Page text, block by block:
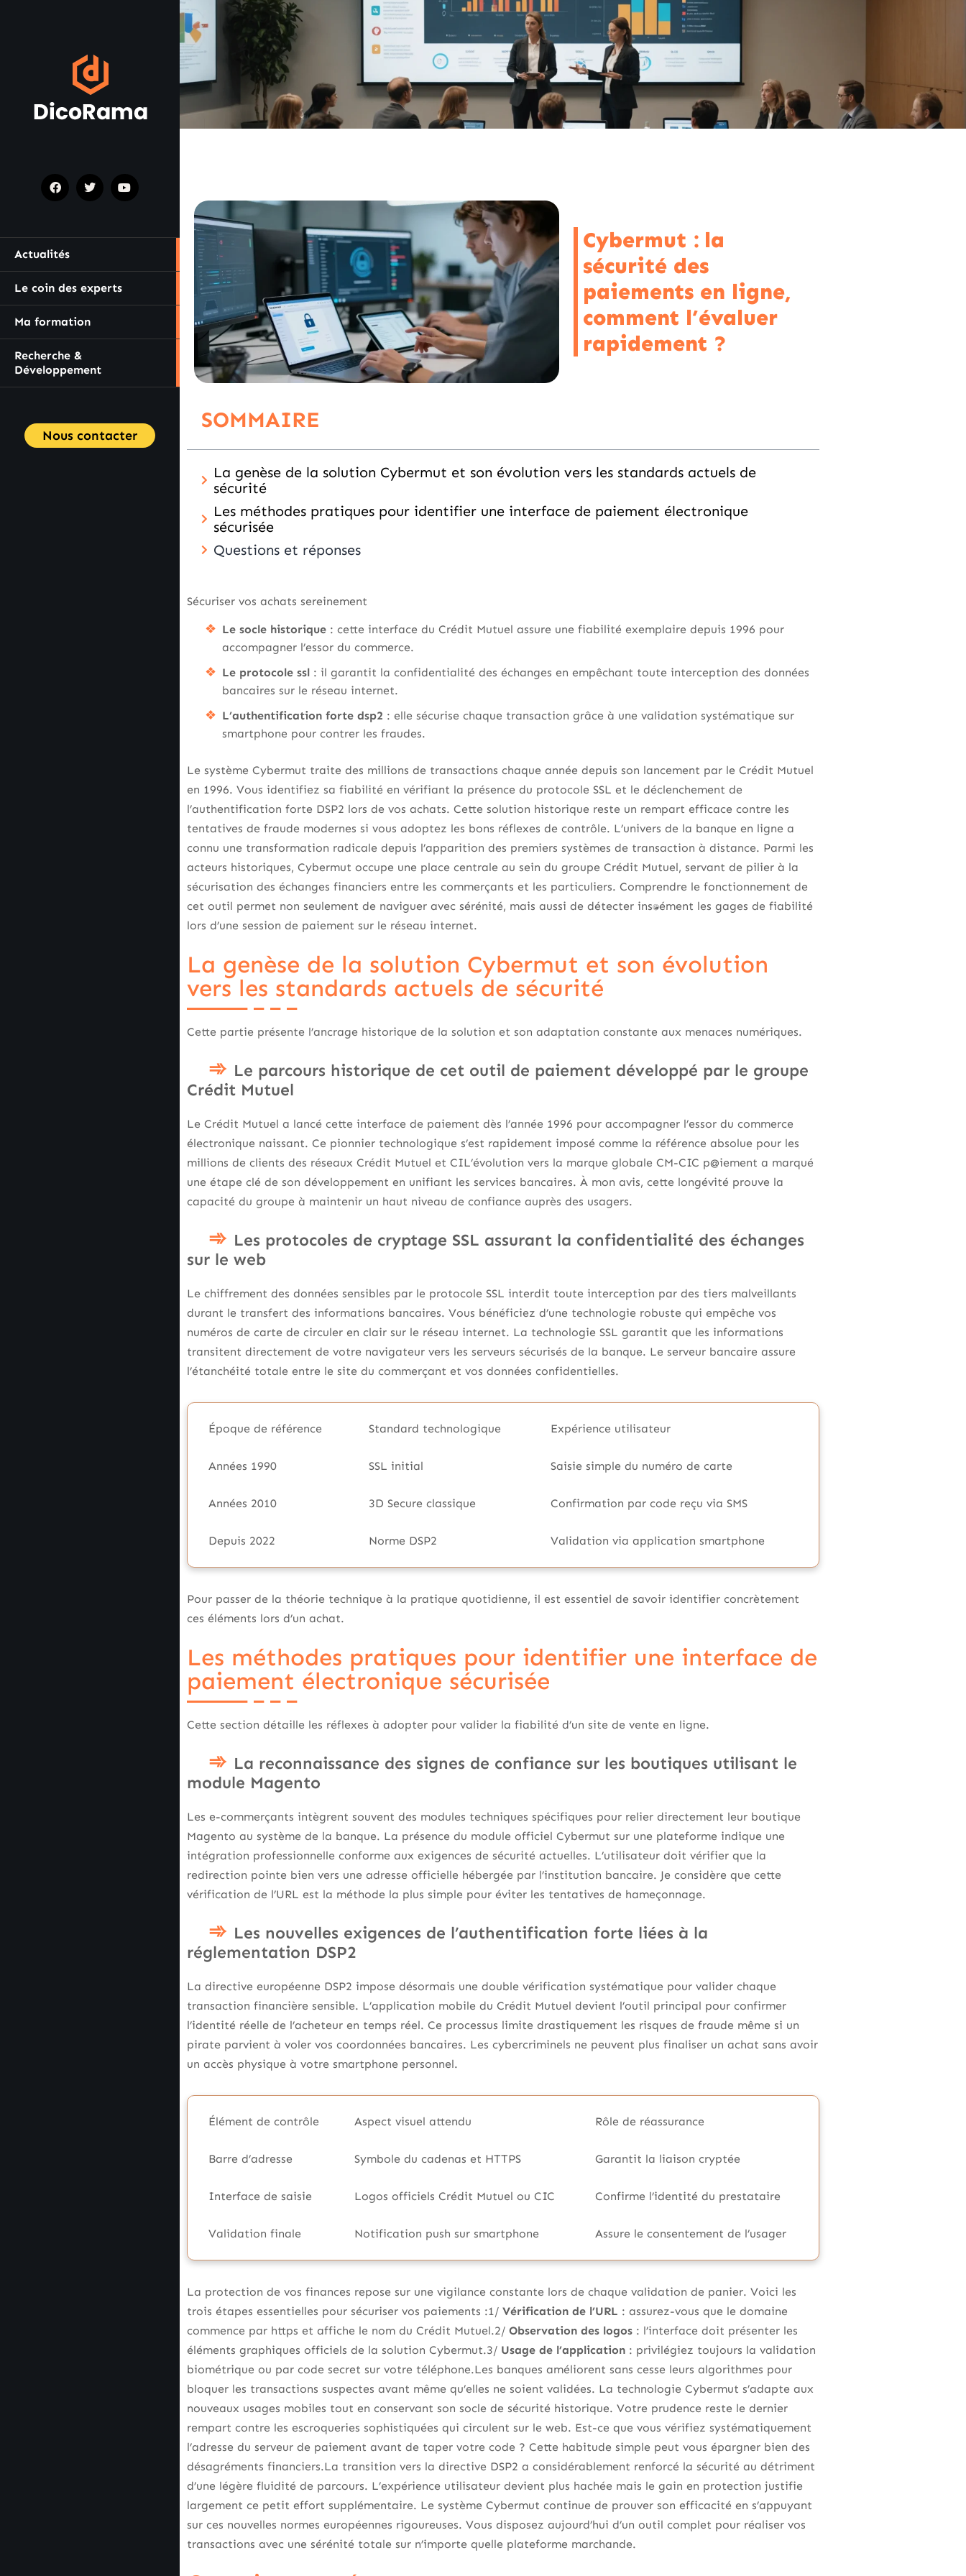
Actualités
Le coin des experts
Ma formation
Recherche &
Développement
Nous contacter
Cybermut : la
sécurité des
paiements en ligne,
comment l’évaluer
rapidement ?
SOMMAIRE
La genèse de la solution Cybermut et son évolution vers les standards actuels de
sécurité
Les méthodes pratiques pour identifier une interface de paiement électronique
sécurisée
Questions et réponses
Sécuriser vos achats sereinement
Le socle historique : cette interface du Crédit Mutuel assure une fiabilité exemplaire depuis 1996 pour
accompagner l’essor du commerce.
Le protocole ssl : il garantit la confidentialité des échanges en empêchant toute interception des données
bancaires sur le réseau internet.
L’authentification forte dsp2 : elle sécurise chaque transaction grâce à une validation systématique sur
smartphone pour contrer les fraudes.
Le système Cybermut traite des millions de transactions chaque année depuis son lancement par le Crédit Mutuel
en 1996. Vous identifiez sa fiabilité en vérifiant la présence du protocole SSL et le déclenchement de
l’authentification forte DSP2 lors de vos achats. Cette solution historique reste un rempart efficace contre les
tentatives de fraude modernes si vous adoptez les bons réflexes de contrôle. L’univers de la banque en ligne a
connu une transformation radicale depuis l’apparition des premiers systèmes de transaction à distance. Parmi les
acteurs historiques, Cybermut occupe une place centrale au sein du groupe Crédit Mutuel, servant de pilier à la
sécurisation des échanges financiers entre les commerçants et les particuliers. Comprendre le fonctionnement de
cet outil permet non seulement de naviguer avec sérénité, mais aussi de détecter instantanément les gages de fiabilité
lors d’une session de paiement sur le réseau internet.
La genèse de la solution Cybermut et son évolution
vers les standards actuels de sécurité
Cette partie présente l’ancrage historique de la solution et son adaptation constante aux menaces numériques.
Le parcours historique de cet outil de paiement développé par le groupe
Crédit Mutuel
Le Crédit Mutuel a lancé cette interface de paiement dès l’année 1996 pour accompagner l’essor du commerce
électronique naissant. Ce pionnier technologique s’est rapidement imposé comme la référence absolue pour les
millions de clients des réseaux Crédit Mutuel et CIL’évolution vers la marque globale CM-CIC p@iement a marqué
une étape clé de son développement en unifiant les services bancaires. À mon avis, cette longévité prouve la
capacité du groupe à maintenir un haut niveau de confiance auprès des usagers.
Les protocoles de cryptage SSL assurant la confidentialité des échanges
sur le web
Le chiffrement des données sensibles par le protocole SSL interdit toute interception par des tiers malveillants
durant le transfert des informations bancaires. Vous bénéficiez d’une technologie robuste qui empêche vos
numéros de carte de circuler en clair sur le réseau internet. La technologie SSL garantit que les informations
transitent directement de votre navigateur vers les serveurs sécurisés de la banque. Le serveur bancaire assure
l’étanchéité totale entre le site du commerçant et vos données confidentielles.
Époque de référence Standard technologique Expérience utilisateur
Années 1990 SSL initial Saisie simple du numéro de carte
Années 2010 3D Secure classique Confirmation par code reçu via SMS
Depuis 2022 Norme DSP2 Validation via application smartphone
Pour passer de la théorie technique à la pratique quotidienne, il est essentiel de savoir identifier concrètement
ces éléments lors d’un achat.
Les méthodes pratiques pour identifier une interface de
paiement électronique sécurisée
Cette section détaille les réflexes à adopter pour valider la fiabilité d’un site de vente en ligne.
La reconnaissance des signes de confiance sur les boutiques utilisant le
module Magento
Les e-commerçants intègrent souvent des modules techniques spécifiques pour relier directement leur boutique
Magento au système de la banque. La présence du module officiel Cybermut sur une plateforme indique une
intégration professionnelle conforme aux exigences de sécurité actuelles. L’utilisateur doit vérifier que la
redirection pointe bien vers une adresse officielle hébergée par l’institution bancaire. Je considère que cette
vérification de l’URL est la méthode la plus simple pour éviter les tentatives de hameçonnage.
Les nouvelles exigences de l’authentification forte liées à la
réglementation DSP2
La directive européenne DSP2 impose désormais une double vérification systématique pour valider chaque
transaction financière sensible. L’application mobile du Crédit Mutuel devient l’outil principal pour confirmer
l’identité réelle de l’acheteur en temps réel. Ce processus limite drastiquement les risques de fraude même si un
pirate parvient à voler vos coordonnées bancaires. Les cybercriminels ne peuvent plus finaliser un achat sans avoir
un accès physique à votre smartphone personnel.
Élément de contrôle Aspect visuel attendu Rôle de réassurance
Barre d’adresse Symbole du cadenas et HTTPS Garantit la liaison cryptée
Interface de saisie Logos officiels Crédit Mutuel ou CIC Confirme l’identité du prestataire
Validation finale Notification push sur smartphone Assure le consentement de l’usager
La protection de vos finances repose sur une vigilance constante lors de chaque validation de panier. Voici les
trois étapes essentielles pour sécuriser vos paiements :1/ Vérification de l’URL : assurez-vous que le domaine
commence par https et affiche le nom du Crédit Mutuel.2/ Observation des logos : l’interface doit présenter les
éléments graphiques officiels de la solution Cybermut.3/ Usage de l’application : privilégiez toujours la validation
biométrique ou par code secret sur votre téléphone.Les banques améliorent sans cesse leurs algorithmes pour
bloquer les transactions suspectes avant même qu’elles ne soient validées. La technologie Cybermut s’adapte aux
nouveaux usages mobiles tout en conservant son socle de sécurité historique. Votre prudence reste le dernier
rempart contre les escroqueries sophistiquées qui circulent sur le web. Est-ce que vous vérifiez systématiquement
l’adresse du serveur de paiement avant de taper votre code ? Cette habitude simple peut vous épargner bien des
désagréments financiers.La transition vers la directive DSP2 a considérablement renforcé la sécurité au détriment
d’une légère fluidité de parcours. L’expérience utilisateur devient plus hachée mais le gain en protection justifie
largement ce petit effort supplémentaire. Le système Cybermut continue de prouver son efficacité en s’appuyant
sur ces nouvelles normes européennes rigoureuses. Vous disposez aujourd’hui d’un outil complet pour réaliser vos
transactions avec une sérénité totale sur n’importe quelle plateforme marchande.